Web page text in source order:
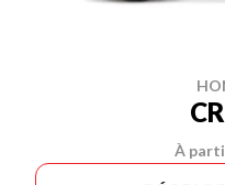
À